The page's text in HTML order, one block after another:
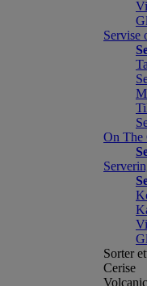
Servise
On The
Sorter
Cerise
Volcanic